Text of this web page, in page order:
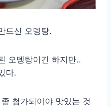
드신 오뎅탕.
오뎅탕이긴 하지만..
다.
첨가되어야 맛있는 것